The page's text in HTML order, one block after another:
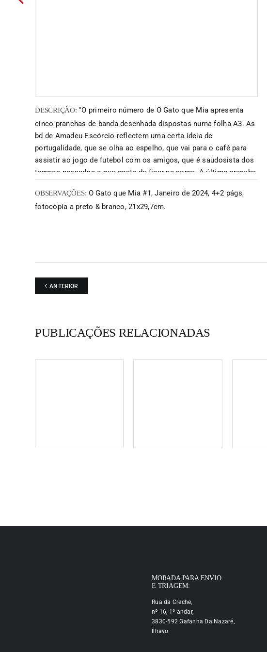
DESCRIÇÃO: "O primeiro número de O Gato que Mia apresenta
cinco pranchas de banda desenhada dispostas numa folha A3. As
bd de Amadeu Escórcio reflectem uma certa ideia de
portugalidade, que se olha ao espelho, que vai para o café para
assistir ao jogo de futebol com os amigos, que é saudosista dos
tempos passados e que gosta de ficar na sorna. A última prancha,
livro "Morte a Crédito" de Céline, para contar uma breve história
sobre um puto refractário à língua inglesa e as suas distrações
OBSERVAÇÕES: O Gato que Mia #1, Janeiro de 2024, 4+2 págs,
fotocópia a preto & branco, 21x29,7cm.
ANTERIOR
PUBLICAÇÕES RELACIONADAS
MORADA PARA ENVIO
E TRIAGEM:
Rua da Creche,
nº 16, 1º andar,
3830-592 Gafanha Da Nazaré,
Ílhavo